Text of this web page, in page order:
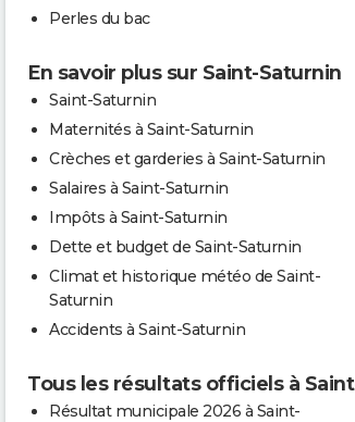
Perles du bac
En savoir plus sur Saint-Saturnin
Saint-Saturnin
Maternités à Saint-Saturnin
Crèches et garderies à Saint-Saturnin
Salaires à Saint-Saturnin
Impôts à Saint-Saturnin
Dette et budget de Saint-Saturnin
Climat et historique météo de Saint-
Saturnin
Accidents à Saint-Saturnin
Tous les résultats officiels à
Résultat municipale 2026 à Saint-